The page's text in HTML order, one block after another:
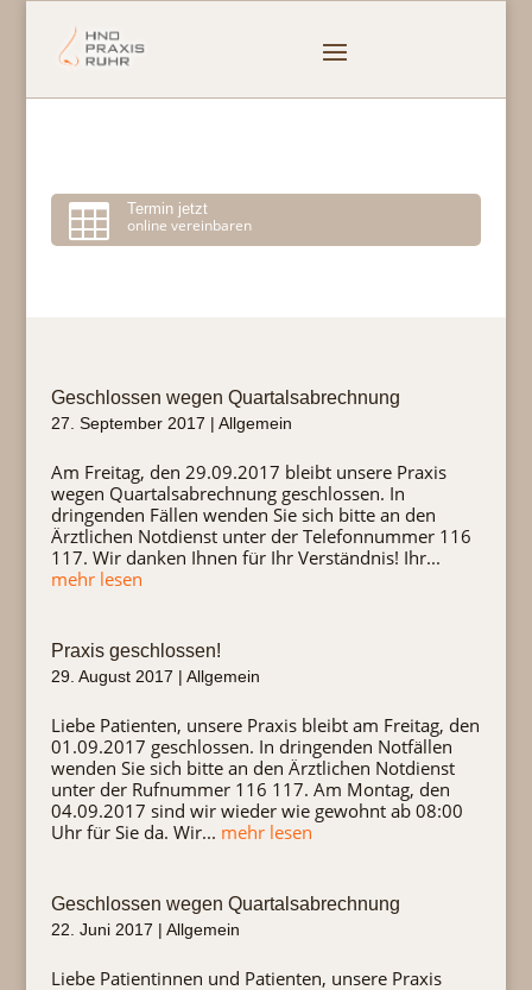
 Termin jetzt
online vereinbaren
Geschlossen wegen Quartalsabrechnung
27. September 2017 | Allgemein
Am Freitag, den 29.09.2017 bleibt unsere Praxis
wegen Quartalsabrechnung geschlossen. In
dringenden Fällen wenden Sie sich bitte an den
Ärztlichen Notdienst unter der Telefonnummer 116
117. Wir danken Ihnen für Ihr Verständnis! Ihr...
mehr lesen
Praxis geschlossen!
29. August 2017 | Allgemein
Liebe Patienten, unsere Praxis bleibt am Freitag, den
01.09.2017 geschlossen. In dringenden Notfällen
wenden Sie sich bitte an den Ärztlichen Notdienst
unter der Rufnummer 116 117. Am Montag, den
04.09.2017 sind wir wieder wie gewohnt ab 08:00
Uhr für Sie da. Wir... mehr lesen
Geschlossen wegen Quartalsabrechnung
22. Juni 2017 | Allgemein
Liebe Patientinnen und Patienten, unsere Praxis